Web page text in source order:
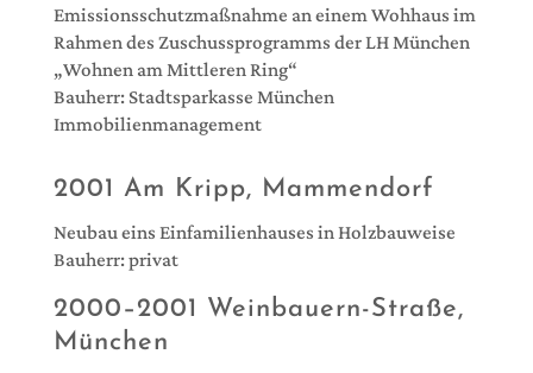
Emissionsschutzmaßnahme an einem Wohhaus im
Rahmen des Zuschussprogramms der LH München
„Wohnen am Mittleren Ring“
Bauherr: Stadtsparkasse München
Immobilienmanagement
2001 Am Kripp, Mammendorf
Neubau eins Einfamilienhauses in Holzbauweise
Bauherr: privat
2000–2001 Weinbauern-Straße,
München